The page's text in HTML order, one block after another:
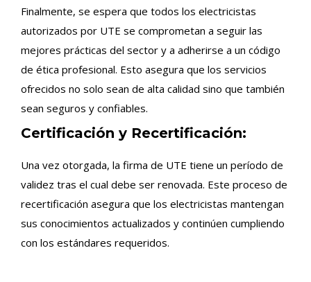
Finalmente, se espera que todos los electricistas
autorizados por UTE se comprometan a seguir las
mejores prácticas del sector y a adherirse a un código
de ética profesional. Esto asegura que los servicios
ofrecidos no solo sean de alta calidad sino que también
sean seguros y confiables.
Certificación y Recertificación:
Una vez otorgada, la firma de UTE tiene un período de
validez tras el cual debe ser renovada. Este proceso de
recertificación asegura que los electricistas mantengan
sus conocimientos actualizados y continúen cumpliendo
con los estándares requeridos.